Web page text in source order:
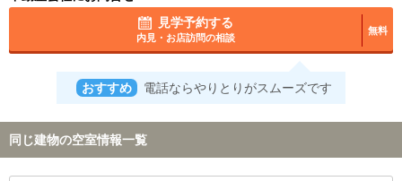
見学予約する
内見・お店訪問の相談
無料
おすすめ 電話ならやりとりがスムーズです
同じ建物の空室情報一覧